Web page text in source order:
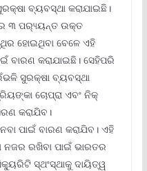
ବ୍ୟବସ୍ଥା କରାଯାଇଛି।
୩ ପର‌୍ୟ୍ୟନ୍ତ ଉକ୍ତ
ହୋଇଥିବା ବେଳେ ଏହି
କରାଯାଇଛି। ସେହିପରି
ସୁରକ୍ଷା ବ୍ୟବସ୍ଥା
ଚୋପ୍ରା ଏବଂ ନିକ୍
କରାଯିବ।
ପାଇଁ ବାରଣ କରାଯିବ। ଏହି
ରଖିବା ପାଇଁ ଭାରତର
ସ୍ଥଂସ୍ଥାକୁ ଦାୟିତ୍ୱ